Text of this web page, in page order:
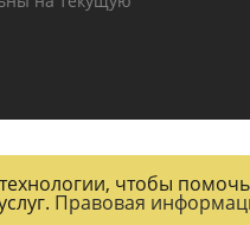
чтобы
Правовая